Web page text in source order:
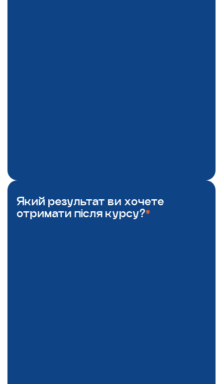
Який результат ви хочете
отримати після курсу?*